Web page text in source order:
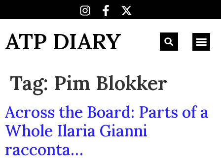
ATP DIARY
Tag: Pim Blokker
Across the Board: Parts of a
Whole Ilaria Gianni
racconta…